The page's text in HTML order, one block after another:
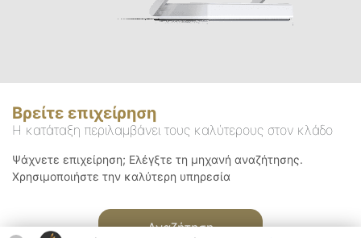
Βρείτε επιχείρηση
Η κατάταξη περιλαμβάνει τους καλύτερους στον κλάδο
Ψάχνετε επιχείρηση; Ελέγξτε τη μηχανή αναζήτησης.
Χρησιμοποιήστε την καλύτερη υπηρεσία
Αναζήτηση